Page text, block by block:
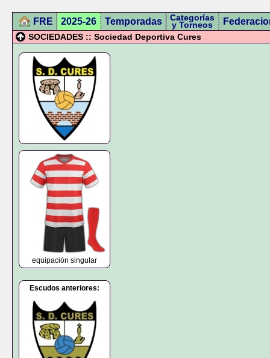
FRE 2025-26 Temporadas Categorías
y Torneos
SOCIEDADES :: Sociedad Deportiva Cures
equipación singular
Escudos anteriores: